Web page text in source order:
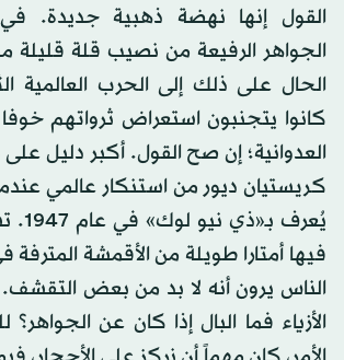
القول إنها نهضة ذهبية جديدة.
الجواهر الرفيعة من نصيب قلة قليلة
الحال على ذلك إلى الحرب العالمية
كانوا يتجنبون استعراض ثرواتهم
العدوانية؛ إن صح القول. أكبر دليل
كريستيان ديور من استنكار عالمي
يُعرف
فيها أمتارا طويلة من الأقمشة
الناس يرون أنه لا بد من بعض
الأزياء فما البال إذا كان عن